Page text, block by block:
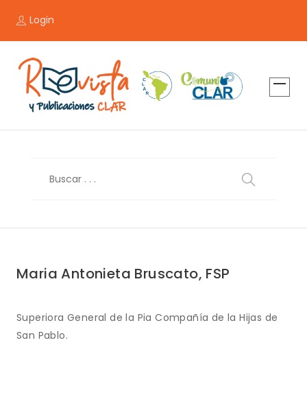
Login
Maria Antonieta Bruscato, FSP
Superiora General de la Pia Compañía de la Hijas de
San Pablo.